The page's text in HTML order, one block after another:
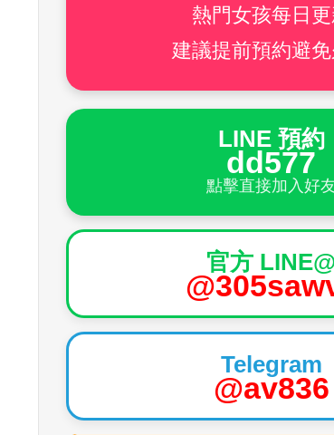
熱門女孩每日
建議提前預約避
LINE 預約
dd577
點擊直接加入好
官方 LINE@
Telegram
@av836